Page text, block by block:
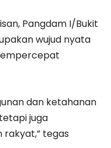
Pangdam I/Bukit
wujud nyata
dan ketahanan
juga
tegas